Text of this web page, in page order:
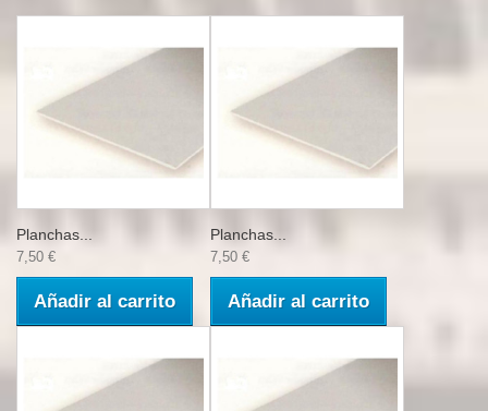
Planchas...
7,50 €
Añadir al carrito
Planchas...
7,50 €
Añadir al carrito